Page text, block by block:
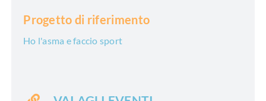
Progetto di riferimento
Ho l'asma e faccio sport